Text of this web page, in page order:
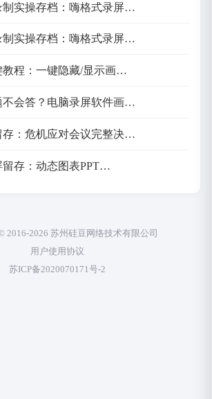
制实操存档：嗨格式录屏…
制实操存档：嗨格式录屏…
教程：一键隐藏/显示画…
不会答？电脑录屏软件画…
存：危机应对会议完整决…
存：动态图表PPT…
2016-2026 苏州硅豆网络技术有限公司
用户使用协议
苏ICP备2020070171号-2